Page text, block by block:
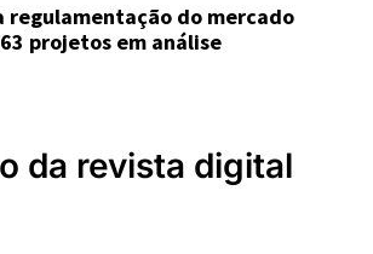
regulamentação do mercado
projetos em análise
da revista digital